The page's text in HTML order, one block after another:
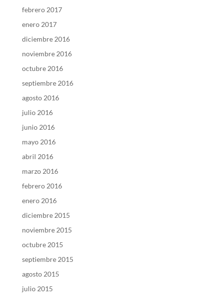
febrero 2017
enero 2017
diciembre 2016
noviembre 2016
octubre 2016
septiembre 2016
agosto 2016
julio 2016
junio 2016
mayo 2016
abril 2016
marzo 2016
febrero 2016
enero 2016
diciembre 2015
noviembre 2015
octubre 2015
septiembre 2015
agosto 2015
julio 2015